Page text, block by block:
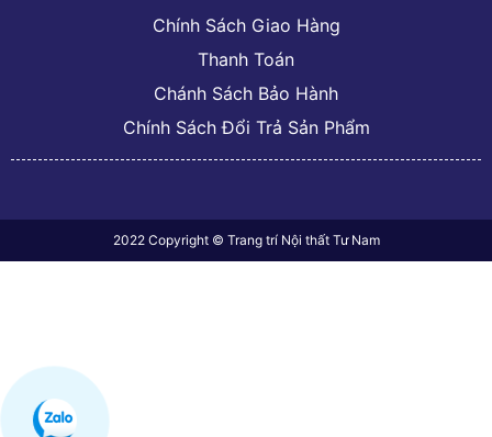
Chính Sách Giao Hàng
Thanh Toán
Chánh Sách Bảo Hành
Chính Sách Đổi Trả Sản Phẩm
2022 Copyright © Trang trí Nội thất Tư Nam